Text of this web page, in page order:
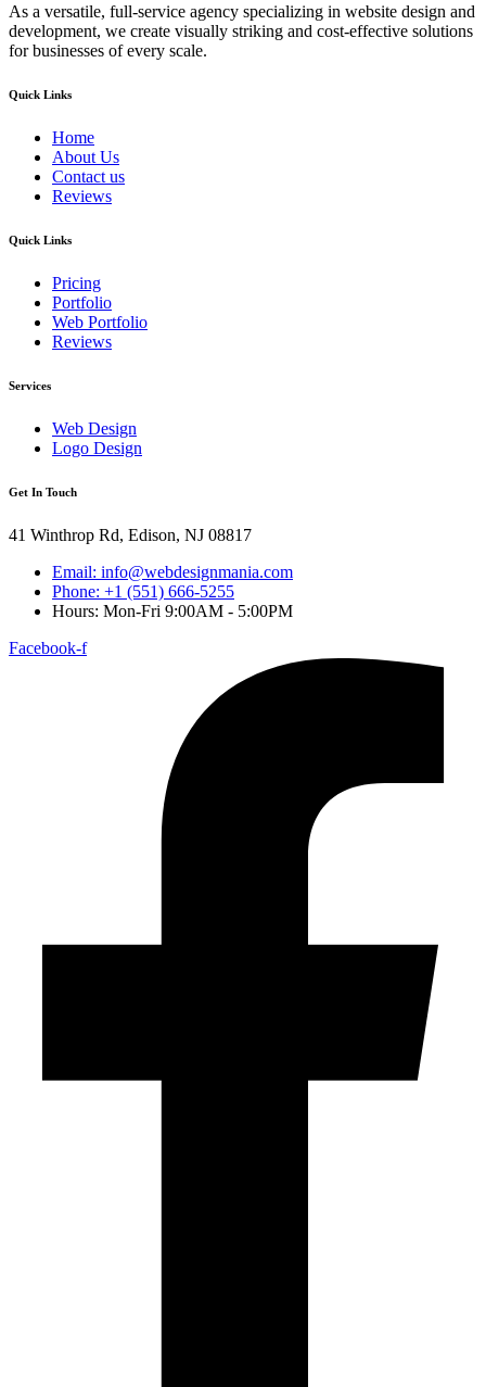
As a versatile, full-service agency specializing in website design and
development, we create visually striking and cost-effective solutions
for businesses of every scale.
Quick Links
Home
About Us
Contact us
Reviews
Quick Links
Pricing
Portfolio
Web Portfolio
Reviews
Services
Web Design
Logo Design
Get In Touch
41 Winthrop Rd, Edison, NJ 08817
Email: info@webdesignmania.com
Phone: +1 (551) 666-5255
Hours: Mon-Fri 9:00AM - 5:00PM
Facebook-f